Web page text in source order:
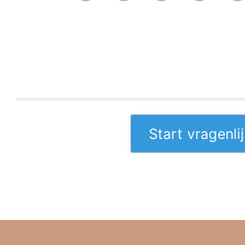
Start